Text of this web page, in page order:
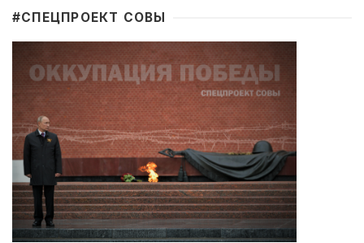
#CПЕЦПРОЕКТ СОВЫ